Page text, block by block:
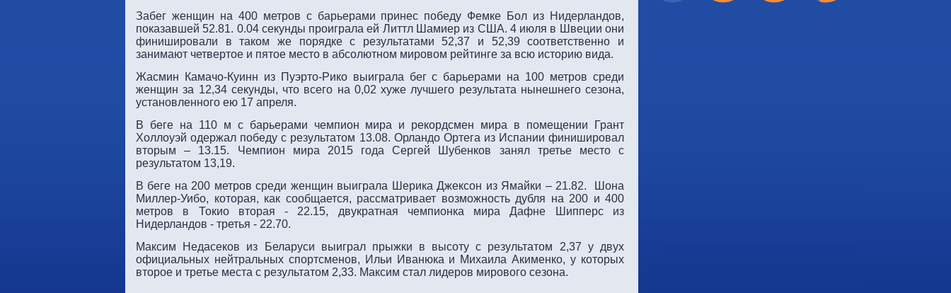
Забег женщин на 400 метров с барьерами принес победу Фемке Бол из Нидерландов,
показавшей 52.81. 0.04 секунды проиграла ей Литтл Шамиер из США. 4 июля в Швеции они
финишировали в таком же порядке с результатами 52,37 и 52,39 соответственно и
занимают четвертое и пятое место в абсолютном мировом рейтинге за всю историю вида.
Жасмин Камачо-Куинн из Пуэрто-Рико выиграла бег с барьерами на 100 метров среди
женщин за 12,34 секунды, что всего на 0,02 хуже лучшего результата нынешнего сезона,
установленного ею 17 апреля.
В беге на 110 м с барьерами чемпион мира и рекордсмен мира в помещении Грант
Холлоуэй одержал победу с результатом 13.08. Орландо Ортега из Испании финишировал
вторым – 13.15. Чемпион мира 2015 года Сергей Шубенков занял третье место с
результатом 13,19.
В беге на 200 метров среди женщин выиграла Шерика Джексон из Ямайки – 21.82. Шона
Миллер-Уибо, которая, как сообщается, рассматривает возможность дубля на 200 и 400
метров в Токио вторая - 22.15, двукратная чемпионка мира Дафне Шипперс из
Нидерландов - третья - 22.70.
Максим Недасеков из Беларуси выиграл прыжки в высоту с результатом 2,37 у двух
официальных нейтральных спортсменов, Ильи Иванюка и Михаила Акименко, у которых
второе и третье места с результатом 2,33. Максим стал лидеров мирового сезона.